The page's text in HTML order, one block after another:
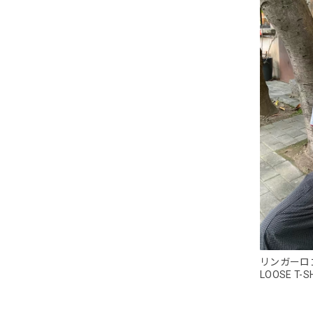
リンガーロ
LOOSE T-